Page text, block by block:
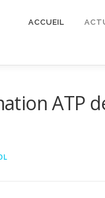
ACCUEIL
ATP